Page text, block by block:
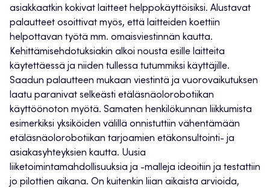
asiakkaatkin kokivat laitteet helppokäyttöisiksi. Alustavat
palautteet osoittivat myös, että laitteiden koettiin
helpottavan työtä mm. omaisviestinnän kautta.
Kehittämisehdotuksiakin alkoi nousta esille laitteita
käytettäessä ja niiden tullessa tutummiksi käyttäjille.
Saadun palautteen mukaan viestintä ja vuorovaikutuksen
laatu paranivat selkeästi etäläsnäolorobotiikan
käyttöönoton myötä. Samaten henkilökunnan liikkumista
esimerkiksi yksiköiden välillä onnistuttiin vähentämään
etäläsnäolorobotiikan tarjoamien etäkonsultointi- ja
asiakasyhteyksien kautta. Uusia
liiketoimintamahdollisuuksia ja -malleja ideoitiin ja testattiin
jo pilottien aikana. On kuitenkin liian aikaista arvioida,